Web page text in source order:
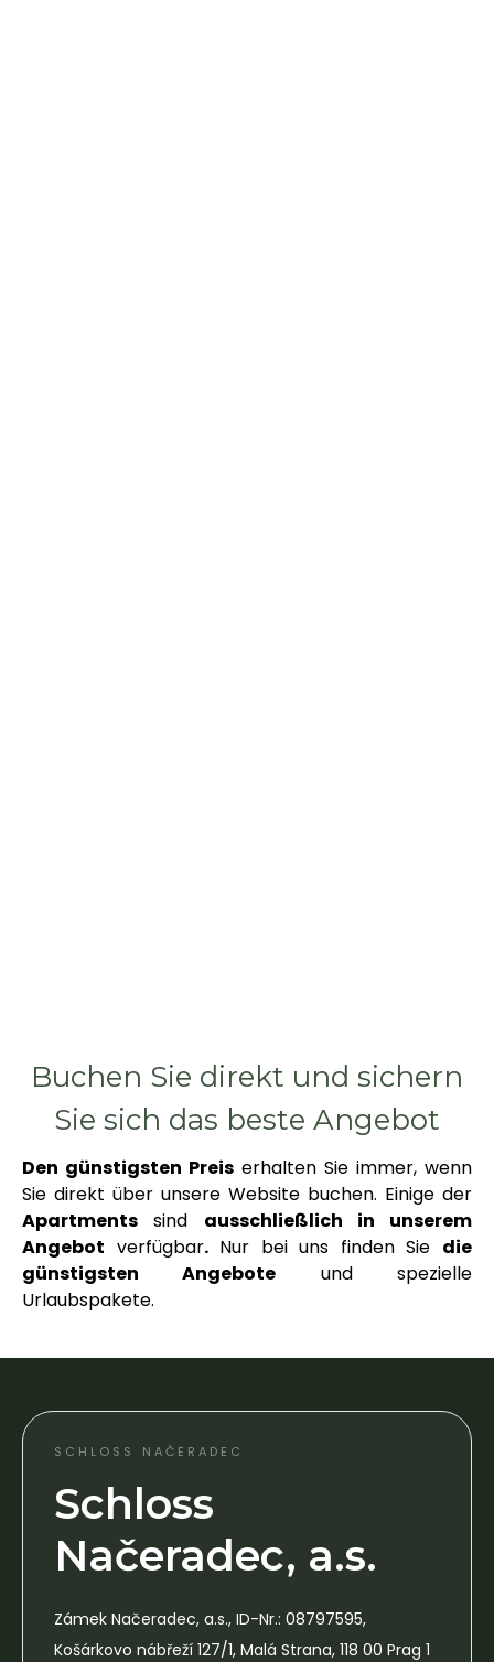
Buchen Sie direkt und sichern
Sie sich das beste Angebot
Den günstigsten Preis erhalten Sie immer, wenn
Sie direkt über unsere Website buchen. Einige der
Apartments sind ausschließlich in unserem
Angebot verfügbar.Nur bei uns finden Sie die
günstigsten Angebote und spezielle
Urlaubspakete.
SCHLOSS NAČERADEC
Schloss
Načeradec, a.s.
Zámek Načeradec, a.s., ID-Nr.: 08797595,
Košárkovo nábřeží 127/1, Malá Strana, 118 00 Prag 1